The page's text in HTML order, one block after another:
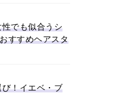
でも似合うシ
すすめヘアスタ
！イエベ・ブ